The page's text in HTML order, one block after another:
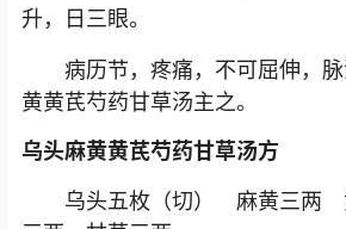
升，日三眼。
病历节，疼痛，不可屈伸，
黄黄芪芍药甘草汤主之。
乌头麻黄黄芪芍药甘草汤方
乌头五枚（切） 麻黄三两